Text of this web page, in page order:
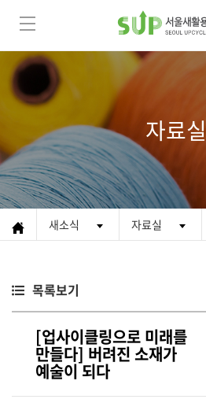
자료실
새소식 자료실
목록보기
[업사이클링으로 미래를
만들다] 버려진 소재가
예술이 되다